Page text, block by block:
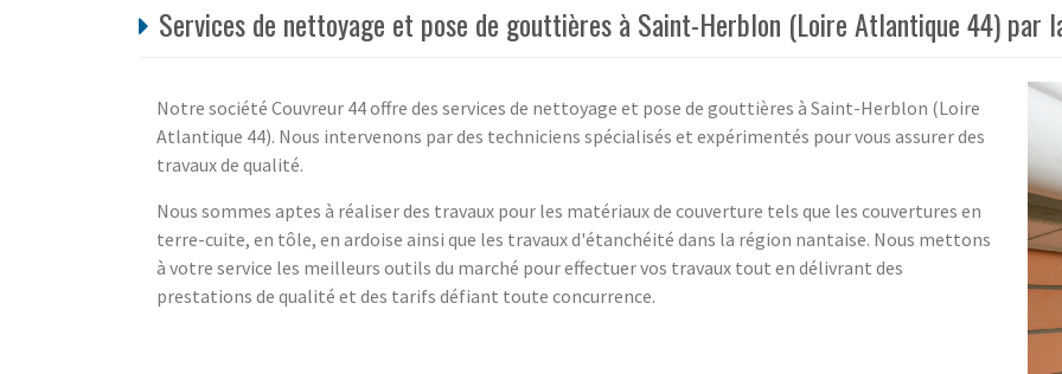
Services de nettoyage et pose de gouttières à Saint-Herblon (Loire Atlantique 44) par
Notre société Couvreur 44 offre des services de nettoyage et pose de gouttières à Saint-Herblon (Loire
Atlantique 44). Nous intervenons par des techniciens spécialisés et expérimentés pour vous assurer des
travaux de qualité.
Nous sommes aptes à réaliser des travaux pour les matériaux de couverture tels que les couvertures en
terre-cuite, en tôle, en ardoise ainsi que les travaux d'étanchéité dans la région nantaise. Nous mettons
à votre service les meilleurs outils du marché pour effectuer vos travaux tout en délivrant des
prestations de qualité et des tarifs défiant toute concurrence.